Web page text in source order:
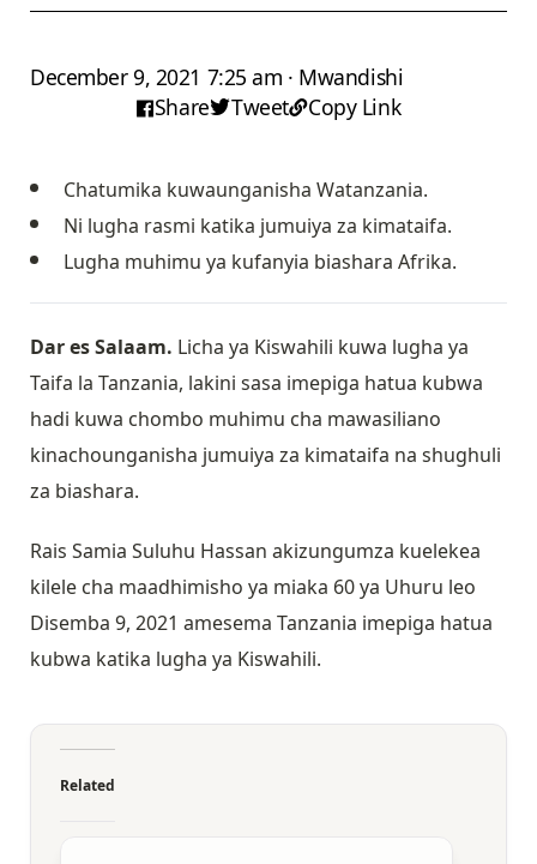
December 9, 2021 7:25 am · Mwandishi
Share
Tweet Copy Link
Chatumika kuwaunganisha Watanzania.
Ni lugha rasmi katika jumuiya za kimataifa.
Lugha muhimu ya kufanyia biashara Afrika.
Dar es Salaam. Licha ya Kiswahili kuwa lugha ya
Taifa la Tanzania, lakini sasa imepiga hatua kubwa
hadi kuwa chombo muhimu cha mawasiliano
kinachounganisha jumuiya za kimataifa na shughuli
za biashara.
Rais Samia Suluhu Hassan akizungumza kuelekea
kilele cha maadhimisho ya miaka 60 ya Uhuru leo
Disemba 9, 2021 amesema Tanzania imepiga hatua
kubwa katika lugha ya Kiswahili.
Related